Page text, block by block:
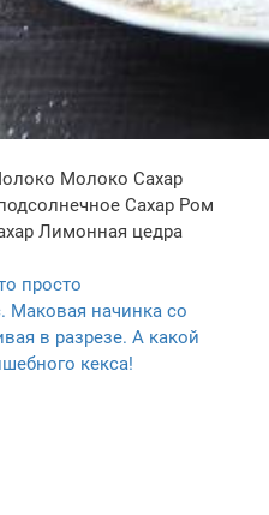
Молоко Сахар
Сахар Ром
Лимонная цедра
просто
Маковая начинка со
в разрезе. А какой
кекса!